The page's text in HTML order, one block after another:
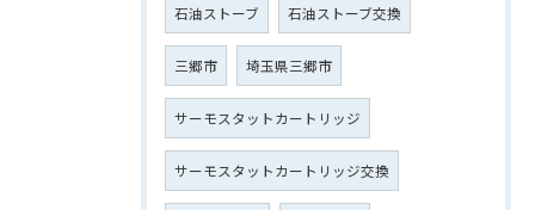
石油ストーブ 石油ストーブ交換
三郷市 埼玉県三郷市
サーモスタットカートリッジ
サーモスタットカートリッジ交換